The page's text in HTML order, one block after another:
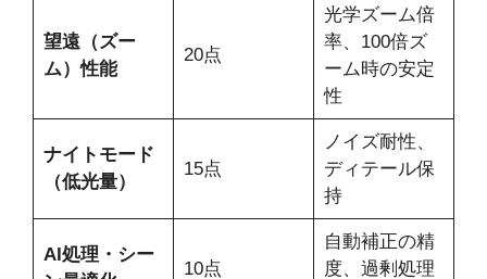
望遠（ズー
ム）性能
20点
光学ズーム倍
率、100倍ズ
ーム時の安定
性
ナイトモード
（低光量）
15点
ノイズ耐性、
ディテール保
持
AI処理・シー
10点
自動補正の精
度、過剰処理